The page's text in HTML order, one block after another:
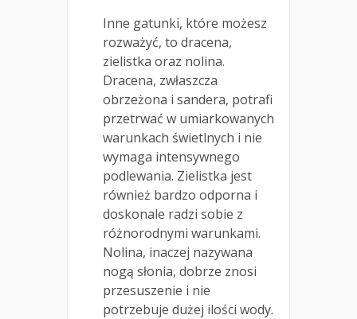
Inne gatunki, które możesz
rozważyć, to dracena,
zielistka oraz nolina.
Dracena, zwłaszcza
obrzeżona i sandera, potrafi
przetrwać w umiarkowanych
warunkach świetlnych i nie
wymaga intensywnego
podlewania. Zielistka jest
również bardzo odporna i
doskonale radzi sobie z
różnorodnymi warunkami.
Nolina, inaczej nazywana
nogą słonia, dobrze znosi
przesuszenie i nie
potrzebuje dużej ilości wody.